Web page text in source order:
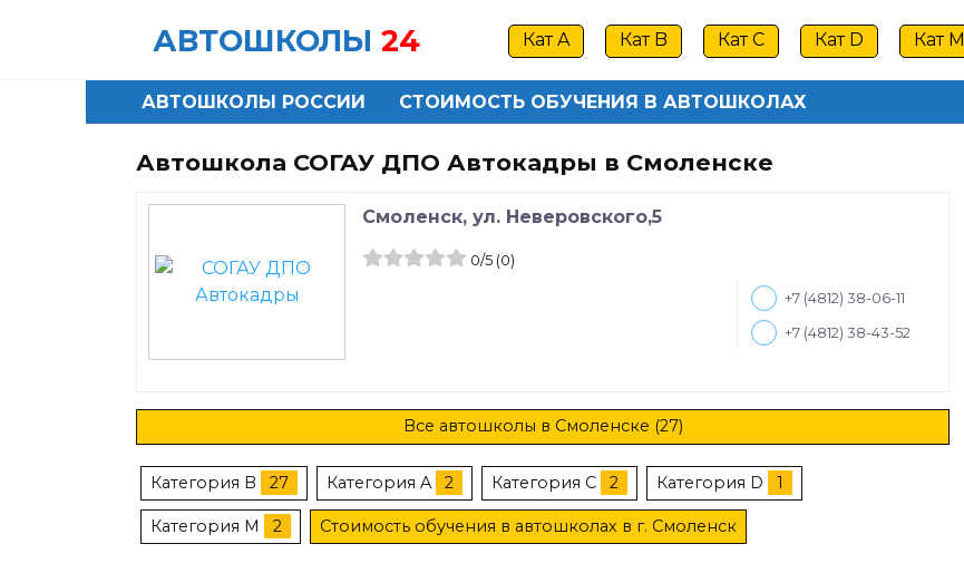
АВТОШКОЛЫ 24 Кат A Кат B Кат C Кат D Кат M
АВТОШКОЛЫ РОССИИ СТОИМОСТЬ ОБУЧЕНИЯ В АВТОШКОЛАХ
Автошкола СОГАУ ДПО Автокадры в Смоленске
Смоленск, ул. Неверовского,5
0/5(0)
+7 (4812) 38-06-11
+7 (4812) 38-43-52
Все автошколы в Смоленске (27)
Категория B 27 Категория A 2 Категория C 2 Категория D 1
Категория M 2 Стоимость обучения в автошколах в г. Смоленск